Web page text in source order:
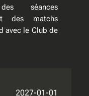
séances
des matchs
avec le Club de
2027-01-01